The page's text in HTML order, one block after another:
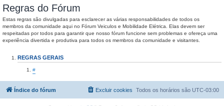
Regras do Fórum
Estas regras são divulgadas para esclarecer as várias responsabilidades de todos os
membros da comunidade aqui no Fórum Veiculos e Mobilidade Elétrica. Elas devem ser
respeitadas por todos para garantir que nosso fórum funcione sem problemas e ofereça uma
experiência divertida e produtiva para todos os membros da comunidade e visitantes.
REGRAS GERAIS
#
Índice do fórum Todos os horários são UTC-03:00
Excluir cookies